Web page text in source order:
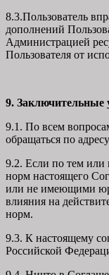
8.3.Пользователь
дополнений
Администрацией
Пользователя от
9. Заключительные
9.1. По всем
обращаться по
9.2. Если по тем
норм настоящего
или не имеющими
влияния на
норм.
9.3. К настоящему
Российской